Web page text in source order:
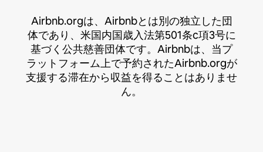
Airbnb.orgは、Airbnbとは別の独立した団
体であり、米国内国歳入法第501条c項3号に
基づく公共慈善団体です。Airbnbは、当プ
ラットフォーム上で予約されたAirbnb.orgが
支援する滞在から収益を得ることはありませ
ん。